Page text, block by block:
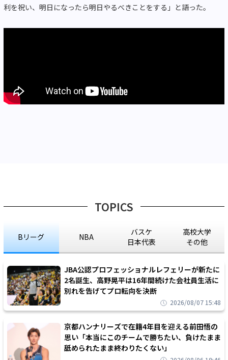
利を祝い、明日になったら明日やるべきことをする」と語った。
TOPICS
Bリーグ NBA
バスケ
日本代表
高校大学
その他
JBA公認プロフェッショナルレフェリーが新たに
2名誕生、高野晃平は16年間続けた会社員生活に
別れを告げてプロ転向を決断
2026/08/07 15:48
京都ハンナリーズで在籍4年目を迎える前田悟の
思い「本当にこのチームで勝ちたい、負けたまま
舐められたまま終わりたくない」